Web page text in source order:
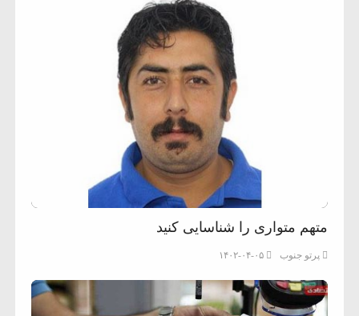
متهم متواری را شناسایی کنید
پرتو جنوب ۱۴۰۲-۰۴-۰۵